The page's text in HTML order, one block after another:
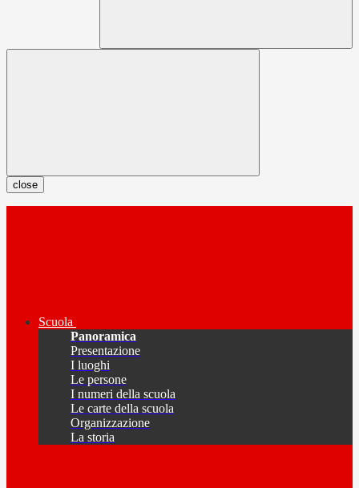
close
Scuola
Panoramica
Presentazione
I luoghi
Le persone
I numeri della scuola
Le carte della scuola
Organizzazione
La storia